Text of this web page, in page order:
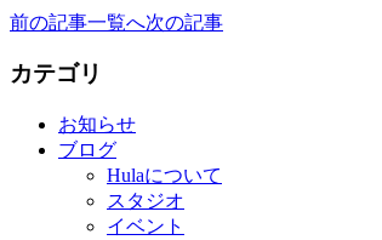
前の記事一覧へ次の記事
カテゴリ
お知らせ
ブログ
Hulaについて
スタジオ
イベント